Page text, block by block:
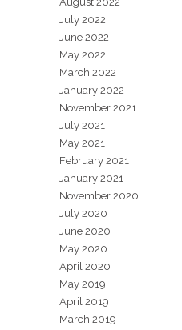
July 2022
June 2022
May 2022
March 2022
January 2022
November 2021
July 2021
May 2021
February 2021
January 2021
November 2020
July 2020
June 2020
May 2020
April 2020
May 2019
April 2019
March 2019